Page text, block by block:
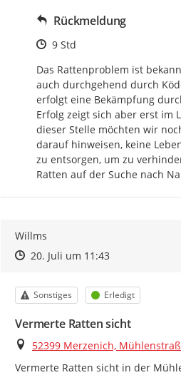
Rückmeldung
Zeitpunkt des Erstellens
9 Std
Das Rattenproblem ist
auch durchgehend durch
erfolgt eine Bekämpfung
Erfolg zeigt sich aber erst im
dieser Stelle möchten wir
darauf hinweisen, keine
zu entsorgen, um zu
Ratten auf der Suche nach
Willms
Zeitpunkt des Erstellens
Zeitpunkt des Erstellens
20. Juli um 11:43Zur Äußerung
Kategorie
Sonstiges Status
Erledigt
Vermerte Ratten sicht
Ort
52399 Merzenich,
Vermerte Ratten sicht in der